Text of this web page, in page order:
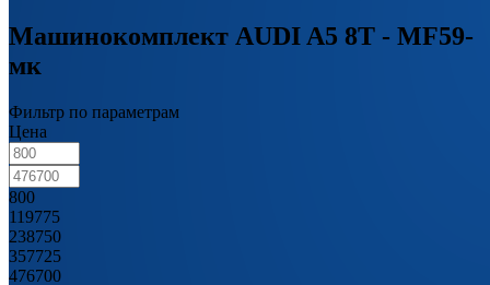
Машинокомплект AUDI A5 8T - MF59-
мк
Фильтр по параметрам
Цена
800
119775
238750
357725
476700